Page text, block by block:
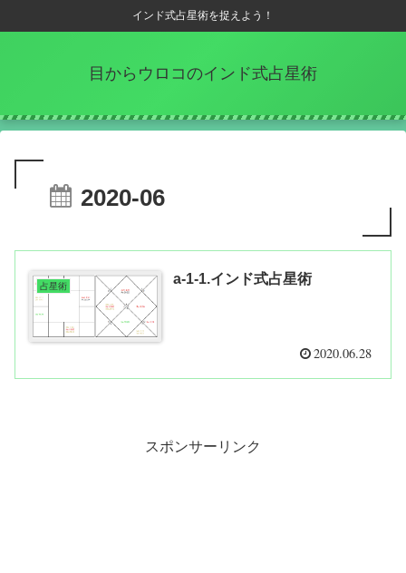
インド式占星術を捉えよう！
目からウロコのインド式占星術
2020-06
占星術 a-1-1.インド式占星術
2020.06.28
スポンサーリンク